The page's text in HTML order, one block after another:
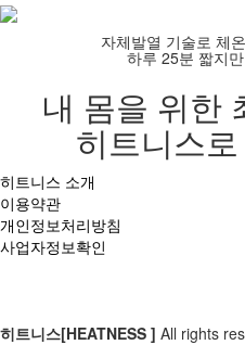
자체발열 기술로 체
하루 25분 짧지
내 몸을 위한
히트니스
히트니스 소개
이용약관
개인정보처리방침
사업자정보확인
히트니스[HEATNESS ] All rights